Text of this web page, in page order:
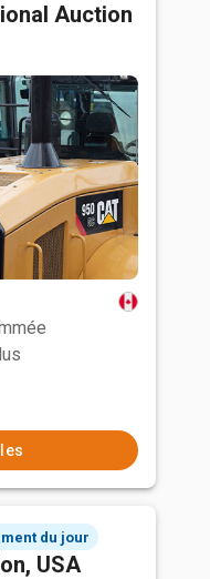
Auction
du jour
USA